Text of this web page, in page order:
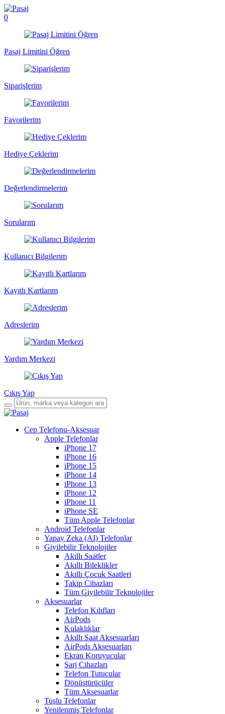
0
Pasaj Limitini Öğren
Siparişlerim
Favorilerim
Hediye Çeklerim
Değerlendirmelerim
Sorularım
Kullanıcı Bilgilerim
Kayıtlı Kartlarım
Adreslerim
Yardım Merkezi
Çıkış Yap
Cep Telefonu-Aksesuar
Apple Telefonlar
iPhone 17
iPhone 16
iPhone 15
iPhone 14
iPhone 13
iPhone 12
iPhone 11
iPhone SE
Tüm Apple Telefonlar
Android Telefonlar
Yapay Zeka (AI) Telefonlar
Giyilebilir Teknolojiler
Akıllı Saatler
Akıllı Bileklikler
Akıllı Çocuk Saatleri
Takip Cihazları
Tüm Giyilebilir Teknolojiler
Aksesuarlar
Telefon Kılıfları
AirPods
Kulaklıklar
Akıllı Saat Aksesuarları
AirPods Aksesuarları
Ekran Koruyucular
Şarj Cihazları
Telefon Tutucular
Dönüştürücüler
Tüm Aksesuarlar
Tuşlu Telefonlar
Yenilenmiş Telefonlar